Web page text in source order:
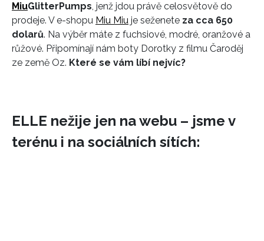
MiuGlitter Pumps, jenž jdou právě celosvětově do
prodeje. V e-shopu Miu Miu je seženete za cca 650
dolarů. Na výběr máte z fuchsiové, modré, oranžové a
růžové. Připomínají nám boty Dorotky z filmu Čaroděj
ze země Oz. Které se vám líbí nejvíc?
ELLE nežije jen na webu – jsme v
terénu i na sociálních sítích: